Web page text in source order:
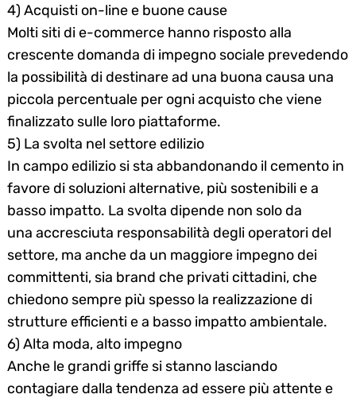
4) Acquisti on-line e buone cause
Molti siti di e-commerce hanno risposto alla
crescente domanda di impegno sociale prevedendo
la possibilità di destinare ad una buona causa una
piccola percentuale per ogni acquisto che viene
finalizzato sulle loro piattaforme.
5) La svolta nel settore edilizio
In campo edilizio si sta abbandonando il cemento in
favore di soluzioni alternative, più sostenibili e a
basso impatto. La svolta dipende non solo da
una accresciuta responsabilità degli operatori del
settore, ma anche da un maggiore impegno dei
committenti, sia brand che privati cittadini, che
chiedono sempre più spesso la realizzazione di
strutture efficienti e a basso impatto ambientale.
6) Alta moda, alto impegno
Anche le grandi griffe si stanno lasciando
contagiare dalla tendenza ad essere più attente e